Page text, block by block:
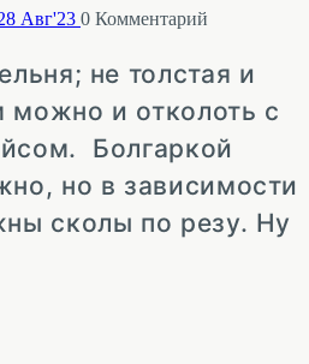
Авг'23 0 Комментарий
не толстая и
можно и отколоть с
Болгаркой
но в зависимости
сколы по резу. Ну